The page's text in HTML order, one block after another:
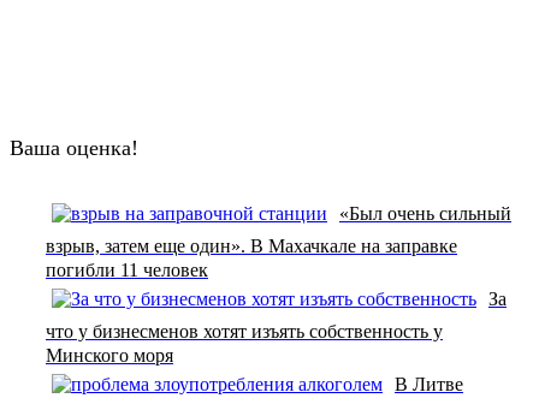
Ваша оценка!
«Был очень сильный
взрыв, затем еще один». В Махачкале на заправке
погибли 11 человек
За
что у бизнесменов хотят изъять собственность у
Минского моря
В Литве